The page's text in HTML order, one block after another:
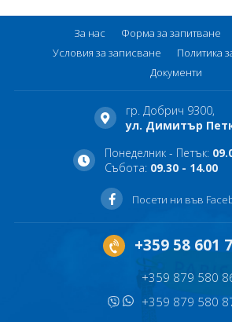
За нас Форма за запитване
Условия за записване
Политика
Документи
гр. Добрич 9300,
ул. Димитър
Понеделник - Петък:
Събота: 09.30 - 14.00
Посети ни във
+359 58 601
+359 879 580
+359 879 580